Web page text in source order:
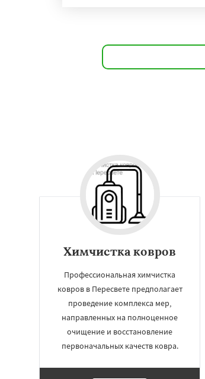
Химчистка ковров
Профессиональная химчистка
ковров в Пересвете предполагает
проведение комплекса мер,
направленных на полноценное
очищение и восстановление
первоначальных качеств ковра.